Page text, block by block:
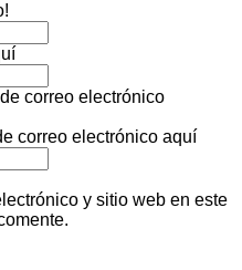
correo electrónico
correo electrónico aquí
y sitio web en este